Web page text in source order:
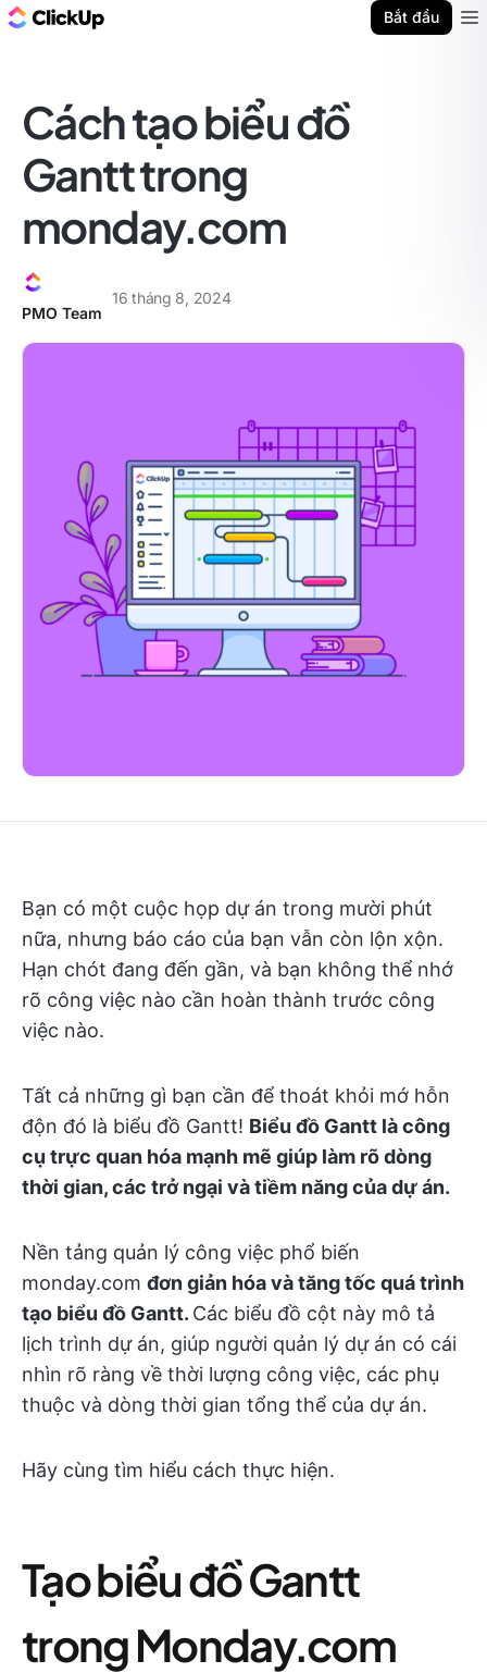
Bắt đầu
Cách tạo biểu đồ
Gantt trong
monday.com
PMO Team
16 tháng 8, 2024
Bạn có một cuộc họp dự án trong mười phút
nữa, nhưng báo cáo của bạn vẫn còn lộn xộn.
Hạn chót đang đến gần, và bạn không thể nhớ
rõ công việc nào cần hoàn thành trước công
việc nào.
Tất cả những gì bạn cần để thoát khỏi mớ hỗn
độn đó là biểu đồ Gantt! Biểu đồ Gantt là công
cụ trực quan hóa mạnh mẽ giúp làm rõ dòng
thời gian, các trở ngại và tiềm năng của dự án.
Nền tảng quản lý công việc phổ biến
monday.com đơn giản hóa và tăng tốc quá trình
tạo biểu đồ Gantt. Các biểu đồ cột này mô tả
lịch trình dự án, giúp người quản lý dự án có cái
nhìn rõ ràng về thời lượng công việc, các phụ
thuộc và dòng thời gian tổng thể của dự án.
Hãy cùng tìm hiểu cách thực hiện.
Tạo biểu đồ Gantt
trong Monday.com